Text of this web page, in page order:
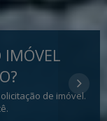
IMÓVEL
de imóvel.